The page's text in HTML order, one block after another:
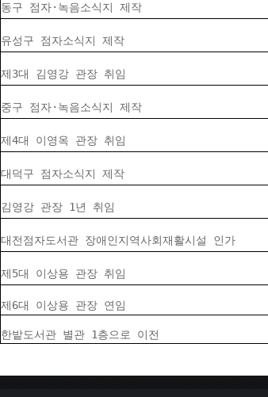
동구 점자·녹음소식지 제작
유성구 점자소식지 제작
제3대 김영강 관장 취임
중구 점자·녹음소식지 제작
제4대 이영옥 관장 취임
대덕구 점자소식지 제작
김영강 관장 1년 취임
대전점자도서관 장애인지역사회재활시설 인가
제5대 이상용 관장 취임
제6대 이상용 관장 연임
한밭도서관 별관 1층으로 이전